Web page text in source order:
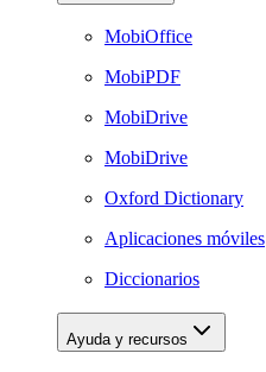
MobiOffice
MobiPDF
MobiDrive
MobiDrive
Oxford Dictionary
Aplicaciones móviles
Diccionarios
Ayuda y recursos